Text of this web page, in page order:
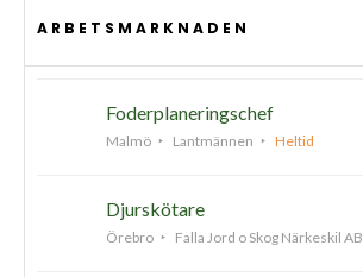
ARBETSMARKNADEN
Foderplaneringschef
Malmö Lantmännen Heltid
Djurskötare
Örebro Falla Jord o Skog Närkeskil AB